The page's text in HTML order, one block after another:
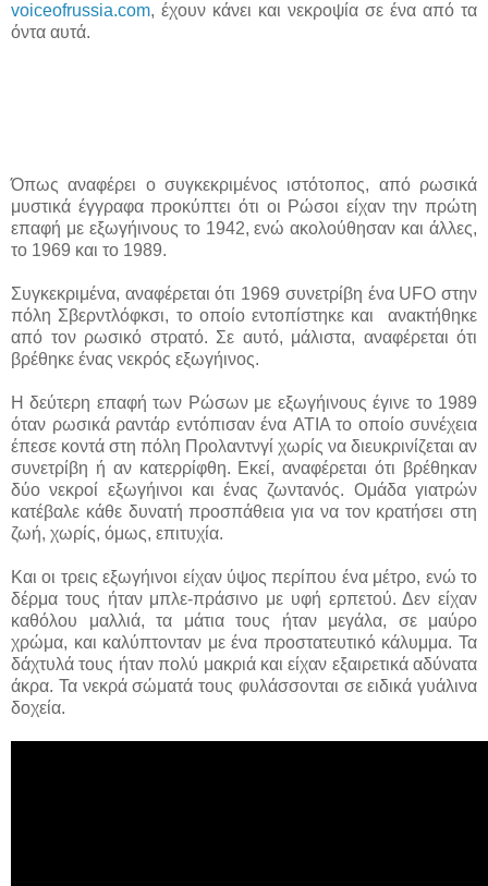
voiceofrussia.com, έχουν κάνει και νεκροψία σε ένα από τα
όντα αυτά.
Όπως αναφέρει ο συγκεκριμένος ιστότοπος, από ρωσικά
μυστικά έγγραφα προκύπτει ότι οι Ρώσοι είχαν την πρώτη
επαφή με εξωγήινους το 1942, ενώ ακολούθησαν και άλλες,
το 1969 και το 1989.
Συγκεκριμένα, αναφέρεται ότι 1969 συνετρίβη ένα UFO στην
πόλη Σβερντλόφκσι, το οποίο εντοπίστηκε και ανακτήθηκε
από τον ρωσικό στρατό. Σε αυτό, μάλιστα, αναφέρεται ότι
βρέθηκε ένας νεκρός εξωγήινος.
Η δεύτερη επαφή των Ρώσων με εξωγήινους έγινε το 1989
όταν ρωσικά ραντάρ εντόπισαν ένα ATIA το οποίο συνέχεια
έπεσε κοντά στη πόλη Προλαντνγί χωρίς να διευκρινίζεται αν
συνετρίβη ή αν κατερρίφθη. Εκεί, αναφέρεται ότι βρέθηκαν
δύο νεκροί εξωγήινοι και ένας ζωντανός. Ομάδα γιατρών
κατέβαλε κάθε δυνατή προσπάθεια για να τον κρατήσει στη
ζωή, χωρίς, όμως, επιτυχία.
Και οι τρεις εξωγήινοι είχαν ύψος περίπου ένα μέτρο, ενώ το
δέρμα τους ήταν μπλε-πράσινο με υφή ερπετού. Δεν είχαν
καθόλου μαλλιά, τα μάτια τους ήταν μεγάλα, σε μαύρο
χρώμα, και καλύπτονταν με ένα προστατευτικό κάλυμμα. Τα
δάχτυλά τους ήταν πολύ μακριά και είχαν εξαιρετικά αδύνατα
άκρα. Τα νεκρά σώματά τους φυλάσσονται σε ειδικά γυάλινα
δοχεία.